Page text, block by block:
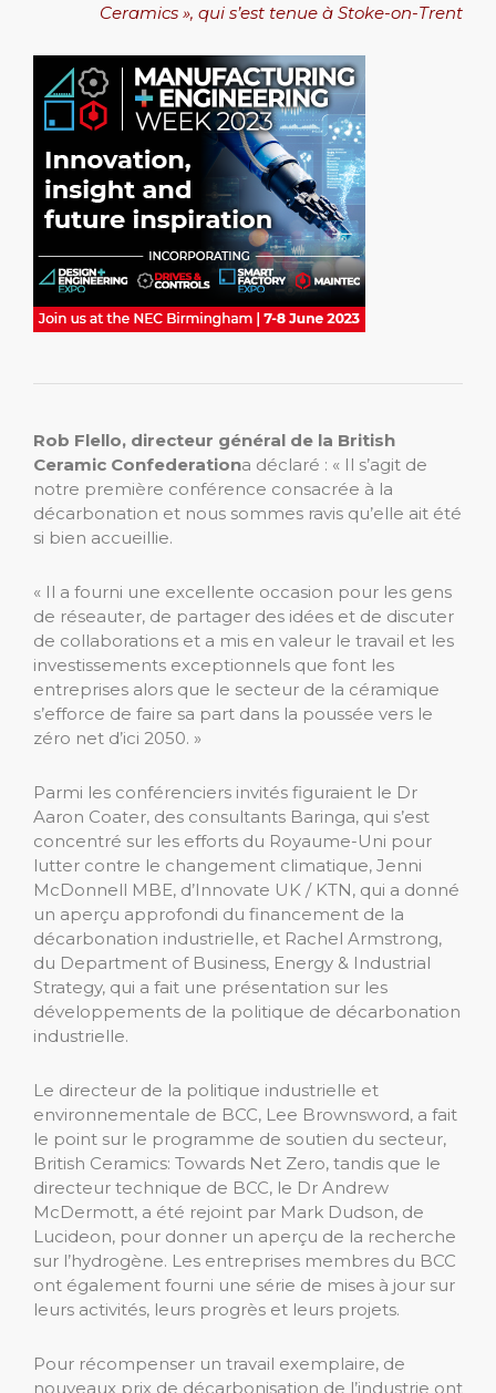
Ceramics », qui s’est tenue à Stoke-on-Trent
Rob Flello, directeur général de la British
Ceramic Confederationa déclaré : « Il s’agit de
notre première conférence consacrée à la
décarbonation et nous sommes ravis qu’elle ait été
si bien accueillie.
« Il a fourni une excellente occasion pour les gens
de réseauter, de partager des idées et de discuter
de collaborations et a mis en valeur le travail et les
investissements exceptionnels que font les
entreprises alors que le secteur de la céramique
s’efforce de faire sa part dans la poussée vers le
zéro net d’ici 2050. »
Parmi les conférenciers invités figuraient le Dr
Aaron Coater, des consultants Baringa, qui s’est
concentré sur les efforts du Royaume-Uni pour
lutter contre le changement climatique, Jenni
McDonnell MBE, d’Innovate UK / KTN, qui a donné
un aperçu approfondi du financement de la
décarbonation industrielle, et Rachel Armstrong,
du Department of Business, Energy & Industrial
Strategy, qui a fait une présentation sur les
développements de la politique de décarbonation
industrielle.
Le directeur de la politique industrielle et
environnementale de BCC, Lee Brownsword, a fait
le point sur le programme de soutien du secteur,
British Ceramics: Towards Net Zero, tandis que le
directeur technique de BCC, le Dr Andrew
McDermott, a été rejoint par Mark Dudson, de
Lucideon, pour donner un aperçu de la recherche
sur l’hydrogène. Les entreprises membres du BCC
ont également fourni une série de mises à jour sur
leurs activités, leurs progrès et leurs projets.
Pour récompenser un travail exemplaire, de
nouveaux prix de décarbonisation de l’industrie ont